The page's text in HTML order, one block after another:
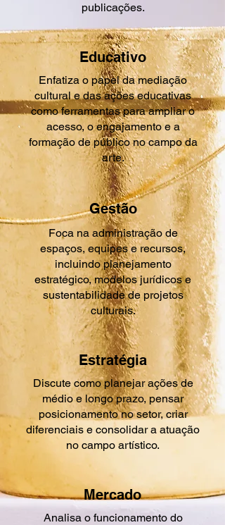
publicações.
Educativo
Enfatiza o papel da mediação
cultural e das ações educativas
como ferramentas para ampliar o
acesso, o engajamento e a
formação de público no campo da
arte.
Gestão
Foca na administração de
espaços, equipes e recursos,
incluindo planejamento
estratégico, modelos jurídicos e
sustentabilidade de projetos
culturais.
Estratégia
Discute como planejar ações de
médio e longo prazo, pensar
posicionamento no setor, criar
diferenciais e consolidar a atuação
no campo artístico.
Mercado
Analisa o funcionamento do